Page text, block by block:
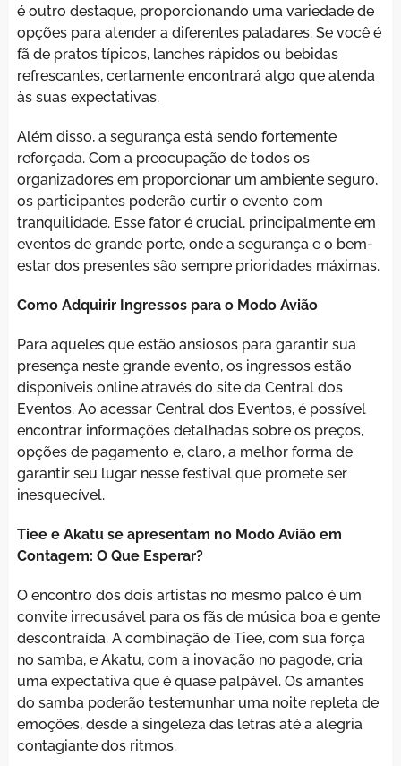
é outro destaque, proporcionando uma variedade de
opções para atender a diferentes paladares. Se você é
fã de pratos típicos, lanches rápidos ou bebidas
refrescantes, certamente encontrará algo que atenda
às suas expectativas.
Além disso, a segurança está sendo fortemente
reforçada. Com a preocupação de todos os
organizadores em proporcionar um ambiente seguro,
os participantes poderão curtir o evento com
tranquilidade. Esse fator é crucial, principalmente em
eventos de grande porte, onde a segurança e o bem-
estar dos presentes são sempre prioridades máximas.
Como Adquirir Ingressos para o Modo Avião
Para aqueles que estão ansiosos para garantir sua
presença neste grande evento, os ingressos estão
disponíveis online através do site da Central dos
Eventos. Ao acessar Central dos Eventos, é possível
encontrar informações detalhadas sobre os preços,
opções de pagamento e, claro, a melhor forma de
garantir seu lugar nesse festival que promete ser
inesquecível.
Tiee e Akatu se apresentam no Modo Avião em
Contagem: O Que Esperar?
O encontro dos dois artistas no mesmo palco é um
convite irrecusável para os fãs de música boa e gente
descontraída. A combinação de Tiee, com sua força
no samba, e Akatu, com a inovação no pagode, cria
uma expectativa que é quase palpável. Os amantes
do samba poderão testemunhar uma noite repleta de
emoções, desde a singeleza das letras até a alegria
contagiante dos ritmos.